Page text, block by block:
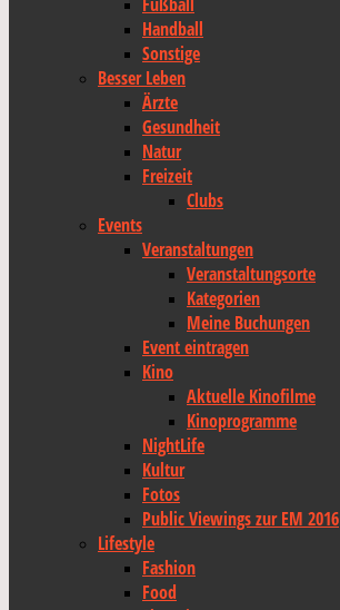
Handball
Sonstige
Besser Leben
Ärzte
Gesundheit
Natur
Freizeit
Clubs
Events
Veranstaltungen
Veranstaltungsorte
Kategorien
Meine Buchungen
Event eintragen
Kino
Aktuelle Kinofilme
Kinoprogramme
NightLife
Kultur
Fotos
Public Viewings zur EM 2016
Lifestyle
Fashion
Food